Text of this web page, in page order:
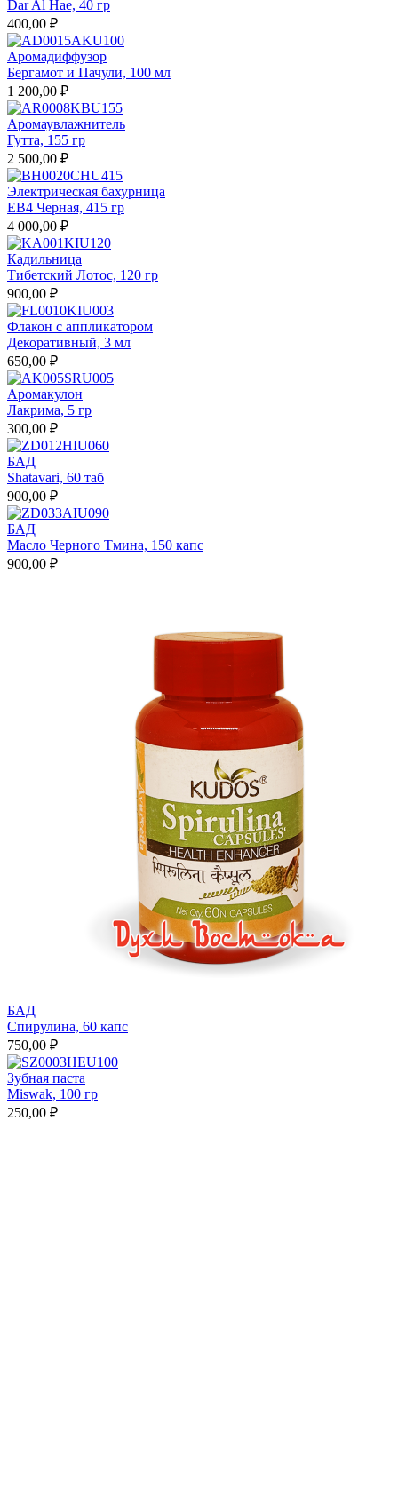
Dar Al Hae, 40 гр
400,00 ₽
Аромадиффузор
Бергамот и Пачули, 100 мл
1 200,00 ₽
Аромаувлажнитель
Гутта, 155 гр
2 500,00 ₽
Электрическая бахурница
EB4 Черная, 415 гр
4 000,00 ₽
Кадильница
Тибетский Лотос, 120 гр
900,00 ₽
Флакон с аппликатором
Декоративный, 3 мл
650,00 ₽
Аромакулон
Лакрима, 5 гр
300,00 ₽
БАД
Shatavari, 60 таб
900,00 ₽
БАД
Масло Черного Тмина, 150 капс
900,00 ₽
БАД
Спирулина, 60 капс
750,00 ₽
Зубная паста
Miswak, 100 гр
250,00 ₽